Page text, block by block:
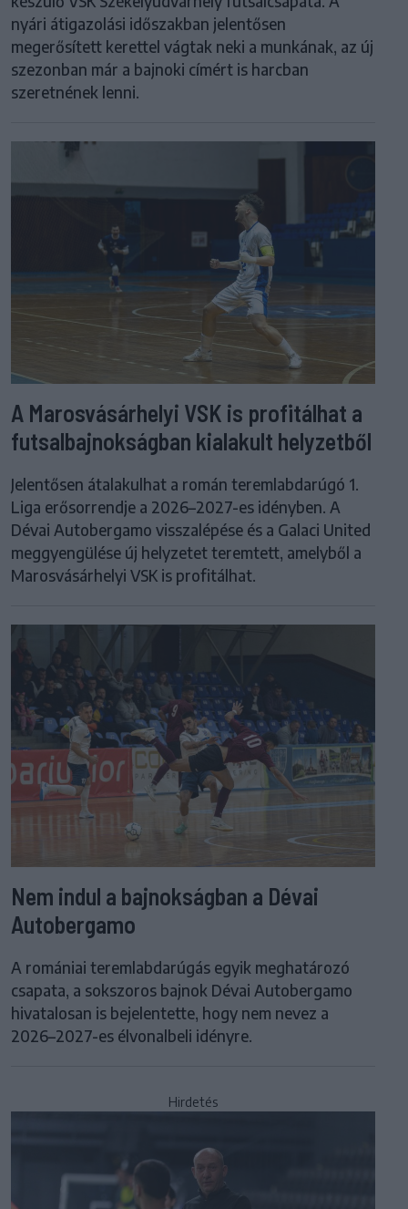
nyári átigazolási időszakban jelentősen
megerősített kerettel vágtak neki a munkának, az új
szezonban már a bajnoki címért is harcban
szeretnének lenni.
A Marosvásárhelyi VSK is profitálhat a
futsalbajnokságban kialakult helyzetből
Jelentősen átalakulhat a román teremlabdarúgó 1.
Liga erősorrendje a 2026–2027-es idényben. A
Dévai Autobergamo visszalépése és a Galaci United
meggyengülése új helyzetet teremtett, amelyből a
Marosvásárhelyi VSK is profitálhat.
Nem indul a bajnokságban a Dévai
Autobergamo
A romániai teremlabdarúgás egyik meghatározó
csapata, a sokszoros bajnok Dévai Autobergamo
hivatalosan is bejelentette, hogy nem nevez a
2026–2027-es élvonalbeli idényre.
Hirdetés